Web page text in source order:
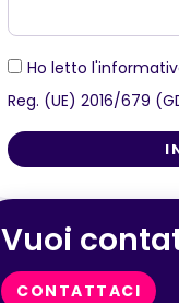
Ho letto
Reg. (UE) 2016/679
Vuoi
CONTATTACI